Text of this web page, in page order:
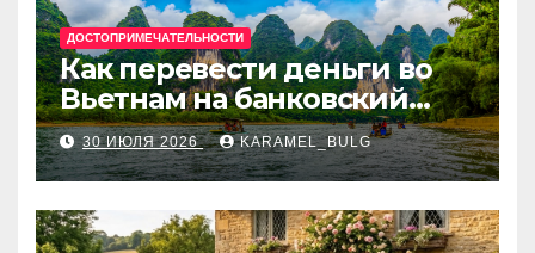
ДОСТОПРИМЕЧАТЕЛЬНОСТИ
Как перевести деньги во
Вьетнам на банковский
счёт: VietcomBank, BIDV,
Techcombank и другие
банки
30 ИЮЛЯ 2026 KARAMEL_BULG